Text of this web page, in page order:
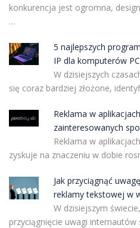
konkurencja jest ogromna,
…
5 najlepszych
IP dla komputerów PC
W dzisiejszych
się coraz bardziej złożone,
Reklama w
zainteresowanych
Reklama w
zyskuje na znaczeniu w dobie
Jak przyciągnąć
reklamy tekstowej w
W dzisiejszym
przyciągnięcie uwagi